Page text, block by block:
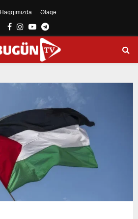
Haqqımızda Əlaqə
Facebook
Instagram
YoutubeTelegram